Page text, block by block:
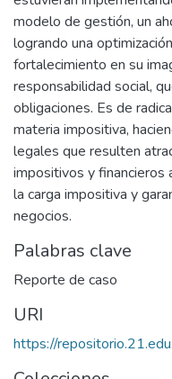
modelo de gestión, un
logrando una
fortalecimiento en su
responsabilidad social,
obligaciones. Es de
materia impositiva,
legales que resulten
impositivos y financieros
la carga impositiva y
negocios.
Palabras clave
Reporte de caso
URI
https://